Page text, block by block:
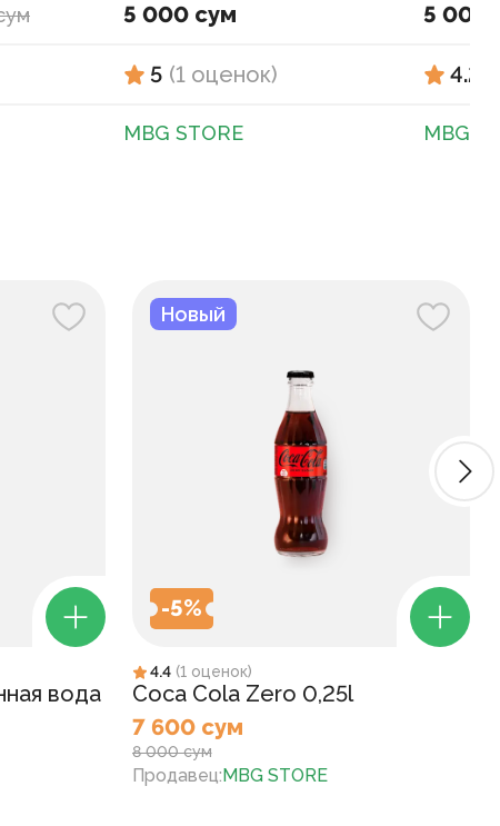
5 000 сум
5 (1 оценок)
MBG STORE
5 000
4.2
MBG
вода
-5%
Новый
4.4 (1 оценок)
Coca Cola Zero 0,25l
7 600 сум
8 000 сум
Продавец:MBG STORE